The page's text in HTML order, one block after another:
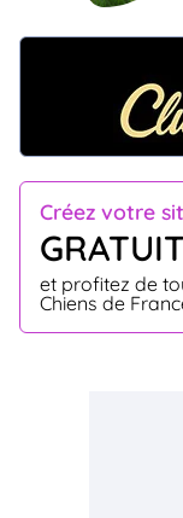
Créez votre
et profitez de
Chiens de